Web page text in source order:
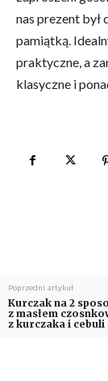
nas prezent był
pamiątką.
praktyczne, a
klasyczne i
Poprzedni artykuł
Kurczak na 2
z masłem
z kurczaka i cebuli